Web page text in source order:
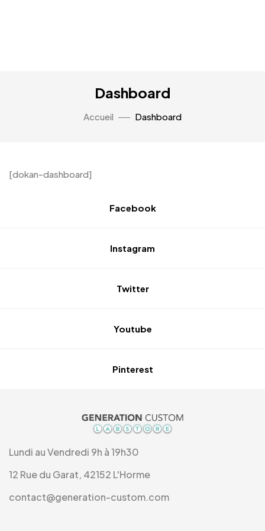
Dashboard
Accueil Dashboard
[dokan-dashboard]
Facebook
Instagram
Twitter
Youtube
Pinterest
Lundi au Vendredi 9h à 19h30
12 Rue du Garat, 42152 L'Horme
contact@generation-custom.com